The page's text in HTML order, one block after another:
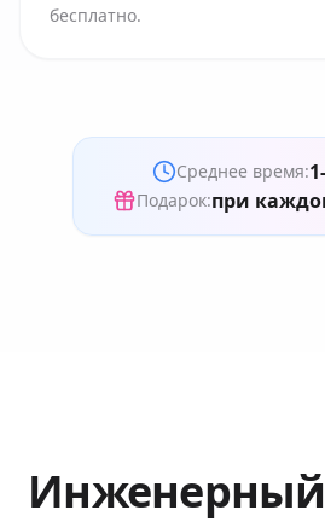
бесплатно.
Среднее время:
Подарок:при
Инженерный